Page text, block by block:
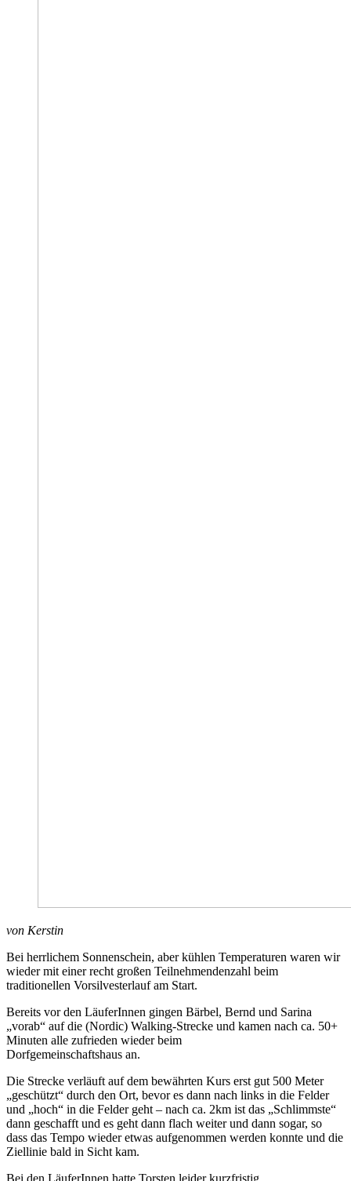
von Kerstin
Bei herrlichem Sonnenschein, aber kühlen Temperaturen waren wir
wieder mit einer recht großen Teilnehmendenzahl beim
traditionellen Vorsilvesterlauf am Start.
Bereits vor den LäuferInnen gingen Bärbel, Bernd und Sarina
„vorab“ auf die (Nordic) Walking-Strecke und kamen nach ca. 50+
Minuten alle zufrieden wieder beim
Dorfgemeinschaftshaus an.
Die Strecke verläuft auf dem bewährten Kurs erst gut 500 Meter
„geschützt“ durch den Ort, bevor es dann nach links in die Felder
und „hoch“ in die Felder geht – nach ca. 2km ist das „Schlimmste“
dann geschafft und es geht dann flach weiter und dann sogar, so
dass das Tempo wieder etwas aufgenommen werden konnte und die
Ziellinie bald in Sicht kam.
Bei den LäuferInnen hatte Torsten leider kurzfristig